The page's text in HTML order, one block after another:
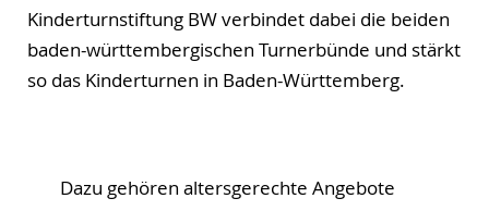
Kinderturnstiftung BW verbindet dabei die beiden
baden-württembergischen Turnerbünde und stärkt
so das Kinderturnen in Baden-Württemberg.
Dazu gehören altersgerechte Angebote